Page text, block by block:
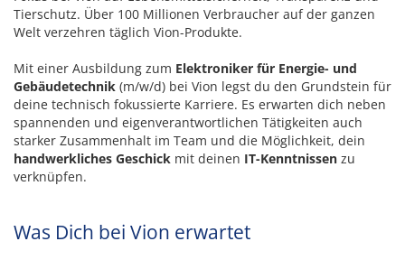
Tierschutz. Über 100 Millionen Verbraucher auf der ganzen
Welt verzehren täglich Vion-Produkte.
Mit einer Ausbildung zum Elektroniker für Energie- und
Gebäudetechnik (m/w/d) bei Vion legst du den Grundstein für
deine technisch fokussierte Karriere. Es erwarten dich neben
spannenden und eigenverantwortlichen Tätigkeiten auch
starker Zusammenhalt im Team und die Möglichkeit, dein
handwerkliches Geschick mit deinen IT-Kenntnissen zu
verknüpfen.
Was Dich bei Vion erwartet